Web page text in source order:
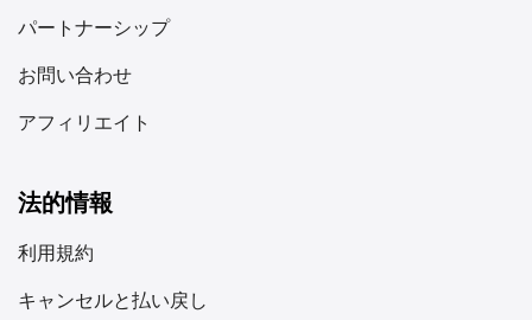
パートナーシップ
お問い合わせ
アフィリエイト
法的情報
利用規約
キャンセルと払い戻し